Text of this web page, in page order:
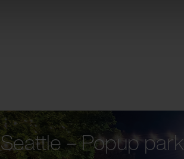
Seattle – Popup park